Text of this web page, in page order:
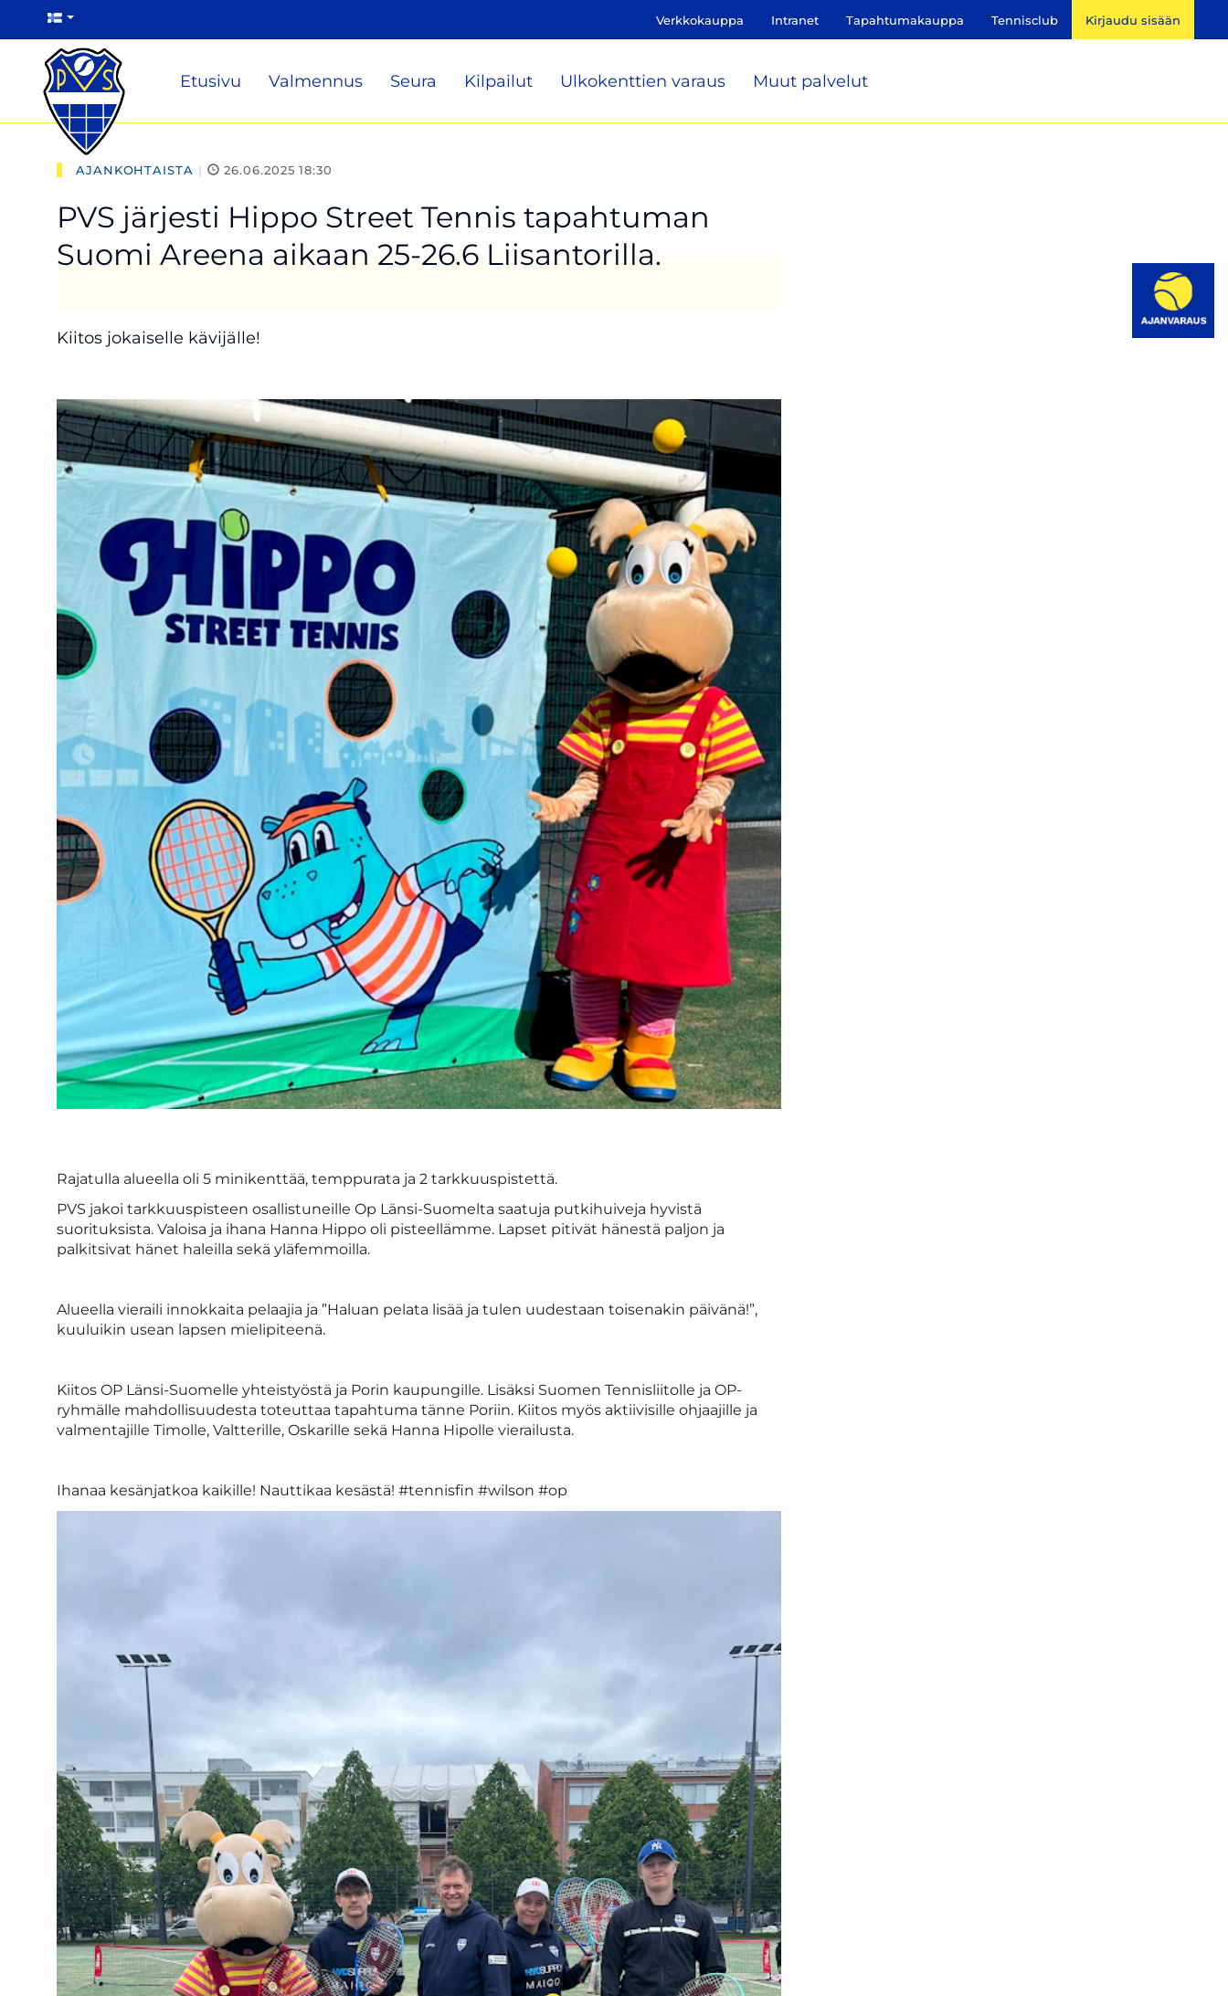
Verkkokauppa Intranet Tapahtumakauppa Tennisclub Kirjaudu sisään
Etusivu Valmennus Seura Kilpailut Ulkokenttien varaus Muut palvelut
AJANKOHTAISTA | 26.06.2025 18:30
PVS järjesti Hippo Street Tennis tapahtuman
Suomi Areena aikaan 25-26.6 Liisantorilla.
Kiitos jokaiselle kävijälle!
Rajatulla alueella oli 5 minikenttää, temppurata ja 2 tarkkuuspistettä.
PVS jakoi tarkkuuspisteen osallistuneille Op Länsi-Suomelta saatuja putkihuiveja hyvistä
suorituksista. Valoisa ja ihana Hanna Hippo oli pisteellämme. Lapset pitivät hänestä paljon ja
palkitsivat hänet haleilla sekä yläfemmoilla.
Alueella vieraili innokkaita pelaajia ja ”Haluan pelata lisää ja tulen uudestaan toisenakin päivänä!”,
kuuluikin usean lapsen mielipiteenä.
Kiitos OP Länsi-Suomelle yhteistyöstä ja Porin kaupungille. Lisäksi Suomen Tennisliitolle ja OP-
ryhmälle mahdollisuudesta toteuttaa tapahtuma tänne Poriin. Kiitos myös aktiivisille ohjaajille ja
valmentajille Timolle, Valtterille, Oskarille sekä Hanna Hipolle vierailusta.
Ihanaa kesänjatkoa kaikille! Nauttikaa kesästä! #tennisfin #wilson #op